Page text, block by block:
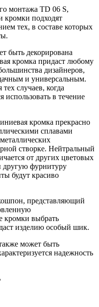
монтажа TD 06 S,
кромки подходят
тех, в составе которых
быть декорирована
кромка придаст любому
дизайнеров,
и универсальным.
случаев, когда
в течение
кромка прекрасно
сплавами
створке. Нейтральный
от других цветовых
другую фурнитуру
будут красиво
представляющий
кромки выбрать
изделию особый шик.
может быть
надежность